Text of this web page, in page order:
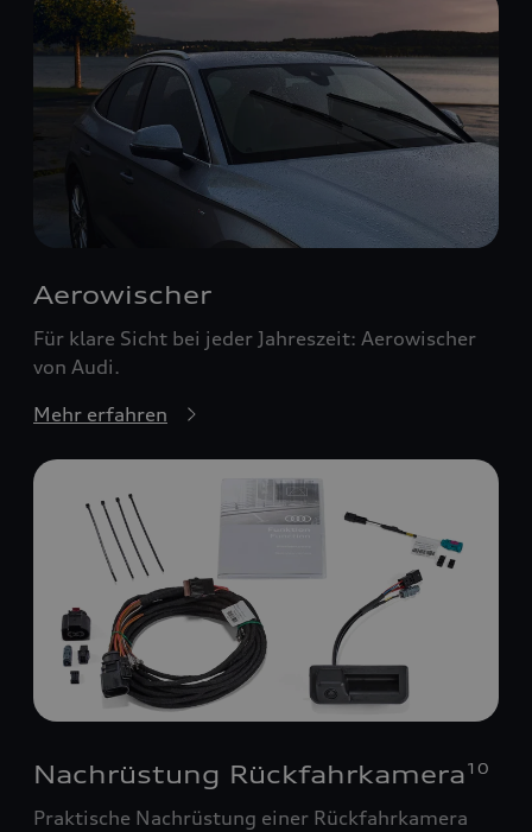
Aerowischer
Für klare Sicht bei jeder Jahreszeit: Aerowischer
von Audi.
Mehr erfahren
Nachrüstung Rückfahrkamera 10
Praktische Nachrüstung einer Rückfahrkamera